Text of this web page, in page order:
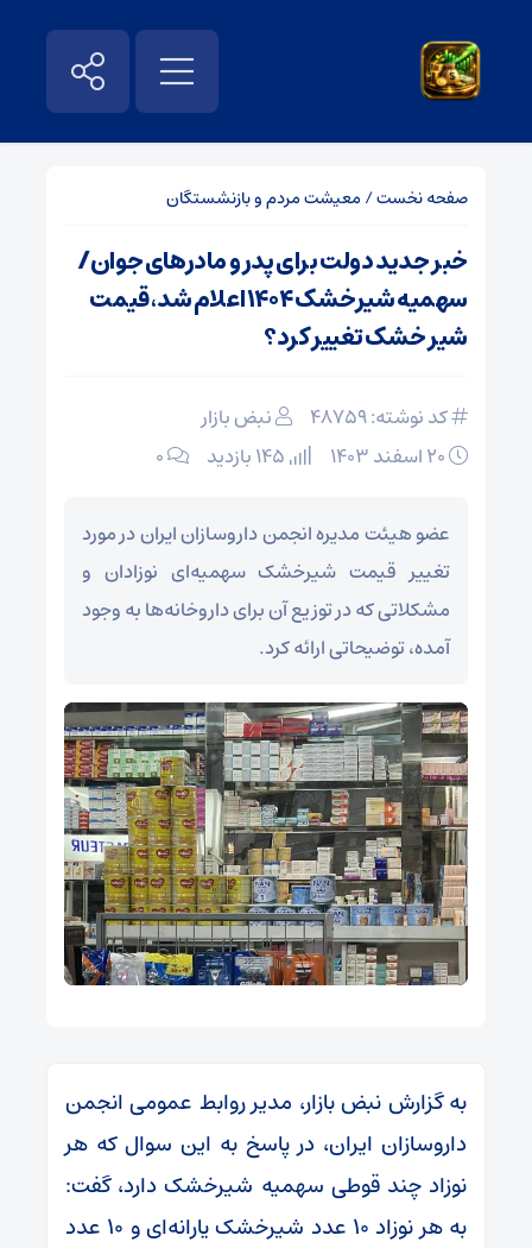
صفحه نخست/ معیشت مردم و بازنشستگان
خبر جدید دولت برای پدر و مادرهای جوان/
سهمیه شیرخشک ۱۴۰۴ اعلام شد، قیمت
شیر خشک تغییر کرد؟
کد نوشته: 48759
نبض بازار
۰
عضو هیئت مدیره انجمن داروسازان ایران در مورد
تغییر قیمت شیرخشک سهمیه‌ای نوزادان و
مشکلاتی که در توزیع آن برای داروخانه‌ها به وجود
آمده، توضیحاتی ارائه کرد.
به گزارش نبض بازار، مدیر روابط عمومی انجمن
داروسازان ایران، در پاسخ به این سوال که هر
نوزاد چند قوطی سهمیه شیرخشک دارد، گفت:
به هر نوزاد ۱۰ عدد شیرخشک یارانه‌ای و ۱۰ عدد